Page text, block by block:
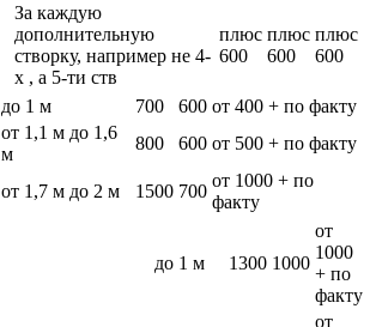
За каждую
дополнительную
створку, например не 4-
х , а 5-ти ств
плюс
600
плюс
600
плюс
600
до 1 м 700 600 от 400 + по факту
от 1,1 м до 1,6
м
800 600 от 500 + по факту
от 1,7 м до 2 м 1500 700
от 1000 + по
факту
до 1 м 1300 1000
от
1000
+ по
факту
от